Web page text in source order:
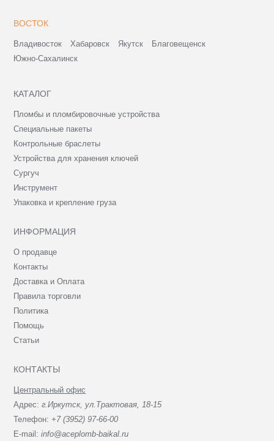
ВОСТОК
Владивосток Хабаровск Якутск
Благовещенск
Южно-Сахалинск
КАТАЛОГ
Пломбы и пломбировочные устройства
Специальные пакеты
Контрольные браслеты
Устройства для хранения ключей
Сургуч
Инструмент
Упаковка и крепление груза
ИНФОРМАЦИЯ
О продавце
Контакты
Доставка и Оплата
Правила торговли
Политика
Помощь
Статьи
КОНТАКТЫ
Центральный офис
Адрес:г.Иркутск, ул.Трактовая, 18-15
Телефон: +7 (3952) 97-66-00
E-mail:info@aceplomb-baikal.ru